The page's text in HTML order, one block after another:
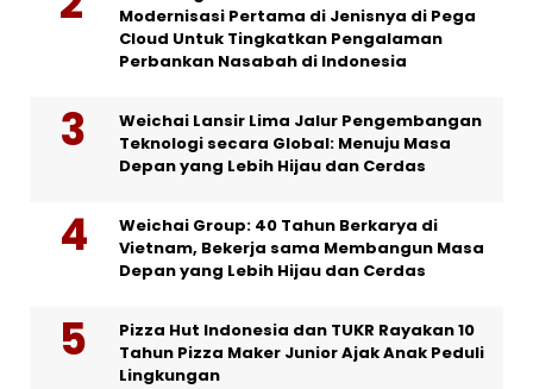
Modernisasi Pertama di Jenisnya di Pega
Cloud Untuk Tingkatkan Pengalaman
Perbankan Nasabah di Indonesia
Weichai Lansir Lima Jalur Pengembangan
Teknologi secara Global: Menuju Masa
Depan yang Lebih Hijau dan Cerdas
Weichai Group: 40 Tahun Berkarya di
Vietnam, Bekerja sama Membangun Masa
Depan yang Lebih Hijau dan Cerdas
Pizza Hut Indonesia dan TUKR Rayakan 10
Tahun Pizza Maker Junior Ajak Anak Peduli
Lingkungan